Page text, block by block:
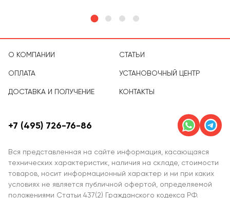
О КОМПАНИИ
ОПЛАТА
ДОСТАВКА И ПОЛУЧЕНИЕ
СТАТЬИ
УСТАНОВОЧНЫЙ ЦЕНТР
КОНТАКТЫ
Вся представленная на сайте информация, касающаяся
технических характеристик, наличия на складе, стоимости
товаров, носит информационный характер и ни при каких
условиях не является публичной офертой, определяемой
положениями Статьи 437(2) Гражданского кодекса РФ.
+7 (495) 726-76-86